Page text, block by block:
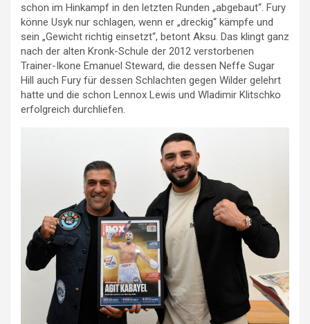
schon im Hinkampf in den letzten Runden „abgebaut“. Fury
könne Usyk nur schlagen, wenn er „dreckig“ kämpfe und
sein „Gewicht richtig einsetzt“, betont Aksu. Das klingt ganz
nach der alten Kronk-Schule der 2012 verstorbenen
Trainer-Ikone Emanuel Steward, die dessen Neffe Sugar
Hill auch Fury für dessen Schlachten gegen Wilder gelehrt
hatte und die schon Lennox Lewis und Wladimir Klitschko
erfolgreich durchliefen.